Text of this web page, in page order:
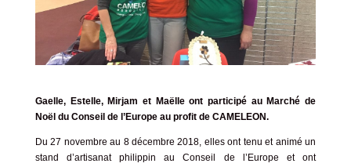
Gaelle, Estelle, Mirjam et Maëlle ont participé au Marché de
Noël du Conseil de l’Europe au profit de CAMELEON.
Du 27 novembre au 8 décembre 2018, elles ont tenu et animé un
stand d’artisanat philippin au Conseil de l’Europe et ont